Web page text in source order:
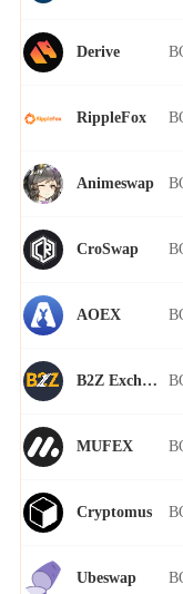
Derive
RippleFox
Animeswap
CroSwap
AOEX
B2Z Exchange
MUFEX
Cryptomus
Ubeswap